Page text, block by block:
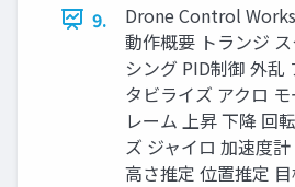
9.
Drone Control
動作概要 トランジ
シング PID制御 外乱
タビライズ アクロ
レーム 上昇 下降 回
ズ ジャイロ 加速度
⾼さ推定 位置推定